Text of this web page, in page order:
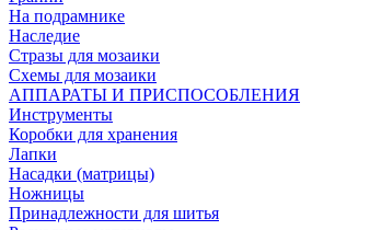
На подрамнике
Наследие
Стразы для мозаики
Схемы для мозаики
АППАРАТЫ И ПРИСПОСОБЛЕНИЯ
Инструменты
Коробки для хранения
Лапки
Насадки (матрицы)
Ножницы
Принадлежности для шитья